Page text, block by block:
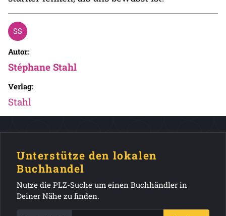
Autor:
Stéphane Stahl
Verlag:
Stahl
Unterstütze den lokalen
Buchhandel
Nutze die PLZ-Suche um einen Buchhändler in
Deiner Nähe zu finden.